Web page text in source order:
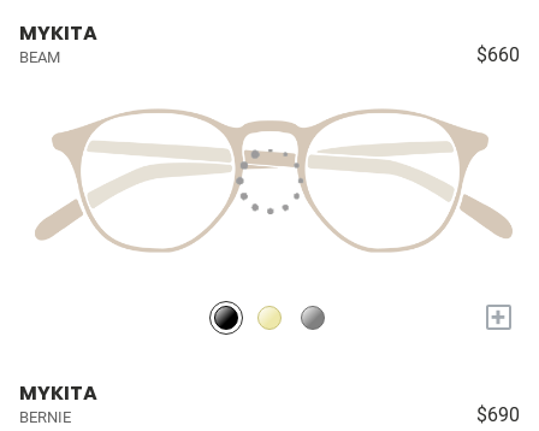
MYKITA
BEAM $660
+
MYKITA
BERNIE $690